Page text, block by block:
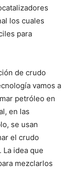
los cuales
para
de crudo
vamos a
petróleo en
en las
se usan
el crudo
idea que
mezclarlos